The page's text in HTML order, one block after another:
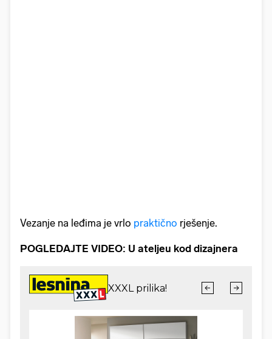
Vezanje na leđima je vrlo praktično rješenje.
POGLEDAJTE VIDEO: U ateljeu kod dizajnera